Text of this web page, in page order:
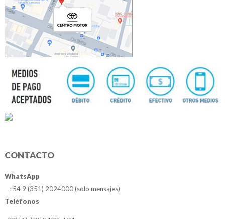
CONTACTO
WhatsApp
+54 9 (351) 2024000(solo mensajes)
Teléfonos